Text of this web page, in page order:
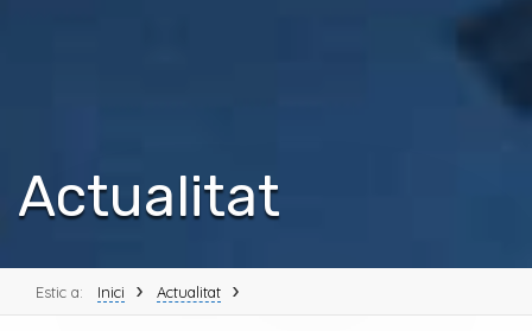
Actualitat
Estic a: Inici Actualitat